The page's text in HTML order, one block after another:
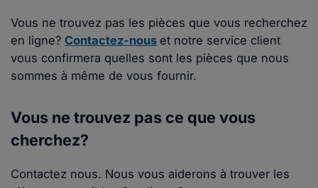
Vous ne trouvez pas les pièces que vous recherchez
en ligne? Contactez-nous et notre service client
vous confirmera quelles sont les pièces que nous
sommes à même de vous fournir.
Vous ne trouvez pas ce que vous
cherchez?
Contactez nous. Nous vous aiderons à trouver les